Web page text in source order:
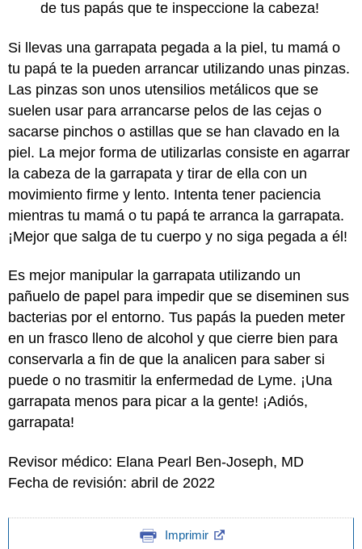
de tus papás que te inspeccione la cabeza!
Si llevas una garrapata pegada a la piel, tu mamá o
tu papá te la pueden arrancar utilizando unas pinzas.
Las pinzas son unos utensilios metálicos que se
suelen usar para arrancarse pelos de las cejas o
sacarse pinchos o astillas que se han clavado en la
piel. La mejor forma de utilizarlas consiste en agarrar
la cabeza de la garrapata y tirar de ella con un
movimiento firme y lento. Intenta tener paciencia
mientras tu mamá o tu papá te arranca la garrapata.
¡Mejor que salga de tu cuerpo y no siga pegada a él!
Es mejor manipular la garrapata utilizando un
pañuelo de papel para impedir que se diseminen sus
bacterias por el entorno. Tus papás la pueden meter
en un frasco lleno de alcohol y que cierre bien para
conservarla a fin de que la analicen para saber si
puede o no trasmitir la enfermedad de Lyme. ¡Una
garrapata menos para picar a la gente! ¡Adiós,
garrapata!
Revisor médico: Elana Pearl Ben-Joseph, MD
Fecha de revisión: abril de 2022
Imprimir